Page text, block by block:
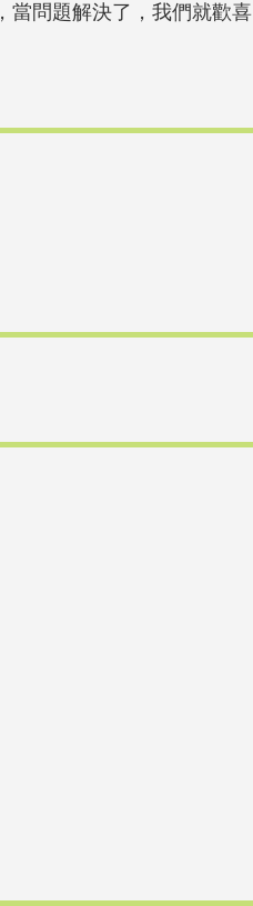
當問題解決了，我們就歡喜